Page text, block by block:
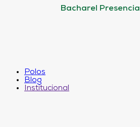
Bacharel Presencial
Polos
Blog
Institucional